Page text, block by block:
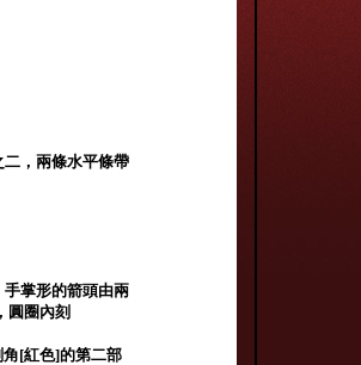
，兩條水平條帶
掌形的箭頭由兩
圓圈內刻
[紅色]的第二部